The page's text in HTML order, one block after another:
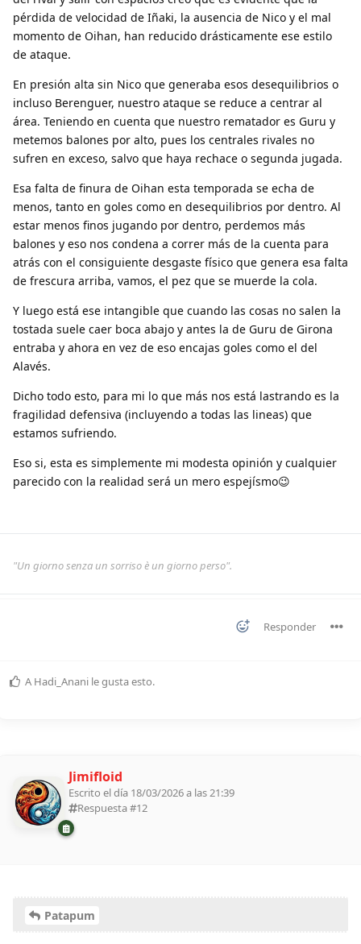
pérdida de velocidad de Iñaki, la ausencia de Nico y el mal
momento de Oihan, han reducido drásticamente ese estilo
de ataque.
En presión alta sin Nico que generaba esos desequilibrios o
incluso Berenguer, nuestro ataque se reduce a centrar al
área. Teniendo en cuenta que nuestro rematador es Guru y
metemos balones por alto, pues los centrales rivales no
sufren en exceso, salvo que haya rechace o segunda jugada.
Esa falta de finura de Oihan esta temporada se echa de
menos, tanto en goles como en desequilibrios por dentro. Al
estar menos finos jugando por dentro, perdemos más
balones y eso nos condena a correr más de la cuenta para
atrás con el consiguiente desgaste físico que genera esa falta
de frescura arriba, vamos, el pez que se muerde la cola.
Y luego está ese intangible que cuando las cosas no salen la
tostada suele caer boca abajo y antes la de Guru de Girona
entraba y ahora en vez de eso encajas goles como el del
Alavés.
Dicho todo esto, para mi lo que más nos está lastrando es la
fragilidad defensiva (incluyendo a todas las lineas) que
estamos sufriendo.
Eso si, esta es simplemente mi modesta opinión y cualquier
parecido con la realidad será un mero espejísmo😉
"Un giorno senza un sorriso è un giorno perso".
Responder
A Hadi_Anani le gusta esto.
Jimifloid
Escrito el día 18/03/2026 a las 21:39
Respuesta #12
Patapum